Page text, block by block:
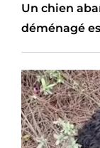
Un chien
déménagé